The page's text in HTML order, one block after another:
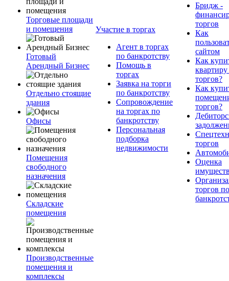
Торговые площади
и помещения
Готовый
Арендный Бизнес
Отдельно стоящие
здания
Офисы
Помещения
свободного
назначения
Складские
помещения
Производственные
помещения и
комплексы
Участие в торгах
Агент в торгах
по банкротству
Помощь в
торгах
Заявка на торги
по банкротству
Сопровождение
на торгах по
банкротству
Персональная
подборка
недвижимости
Бридж -
торгов
Как
сайтом
Как
квартиру
торгов?
Как
торгов?
торгов
Оценка
торгов по